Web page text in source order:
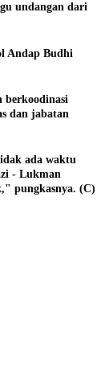
undangan dari
Andap Budhi
berkoodinasi
dan jabatan
ada waktu
- Lukman
pungkasnya. (C)